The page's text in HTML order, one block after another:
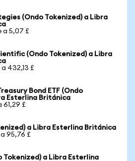
(Ondo Tokenized) a Libra
a 5,07 £
(Ondo Tokenized) a Libra
432,13 £
Bond ETF (Ondo
Esterlina Británica
61,29 £
a Libra Esterlina Británica
95,76 £
Tokenized) a Libra Esterlina